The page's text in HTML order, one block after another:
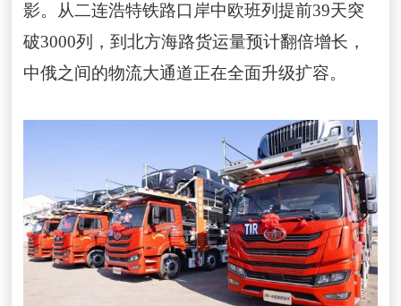
影。从二连浩特铁路口岸中欧班列提前39天突
破3000列，到北方海路货运量预计翻倍增长，
中俄之间的物流大通道正在全面升级扩容。